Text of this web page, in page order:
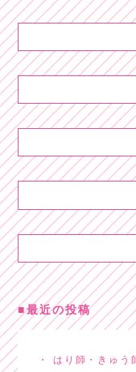
最近の投稿
はり師・きゅう